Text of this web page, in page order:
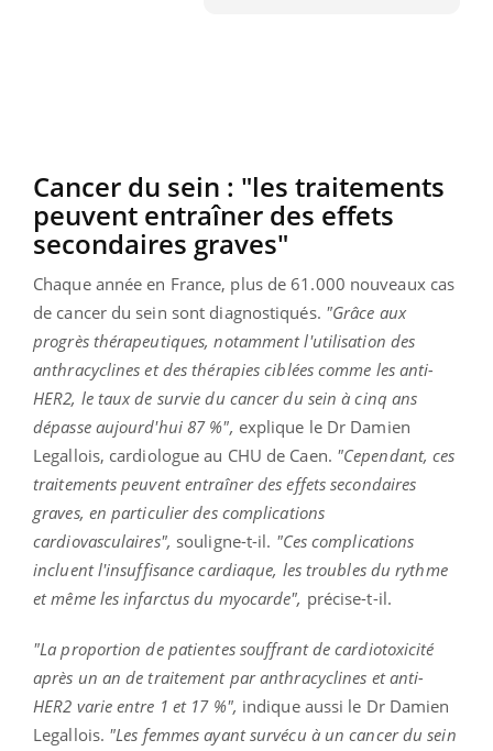
Cancer du sein : "les traitements
peuvent entraîner des effets
secondaires graves"
Chaque année en France, plus de 61.000 nouveaux cas
de cancer du sein sont diagnostiqués. "Grâce aux
progrès thérapeutiques, notamment l'utilisation des
anthracyclines et des thérapies ciblées comme les anti-
HER2, le taux de survie du cancer du sein à cinq ans
dépasse aujourd'hui 87 %", explique le Dr Damien
Legallois, cardiologue au CHU de Caen. "Cependant, ces
traitements peuvent entraîner des effets secondaires
graves, en particulier des complications
cardiovasculaires", souligne-t-il. "Ces complications
incluent l'insuffisance cardiaque, les troubles du rythme
et même les infarctus du myocarde", précise-t-il.
"La proportion de patientes souffrant de cardiotoxicité
après un an de traitement par anthracyclines et anti-
HER2 varie entre 1 et 17 %", indique aussi le Dr Damien
Legallois. "Les femmes ayant survécu à un cancer du sein